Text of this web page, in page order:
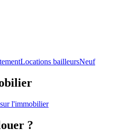
Locations bailleursNeuf
l'immobilier
?